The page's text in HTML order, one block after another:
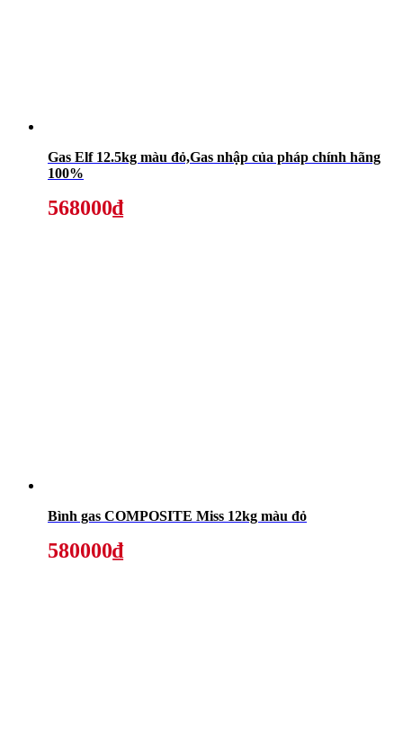
Gas Elf 12.5kg màu đỏ,Gas nhập của pháp chính hãng
100%
568000₫
Bình gas COMPOSITE Miss 12kg màu đỏ
580000₫